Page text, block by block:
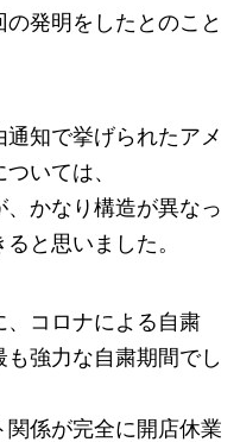
発明をしたとのこと
知で挙げられたアメ
いては、
かなり構造が異なっ
と思いました。
、コロナによる自粛
も強力な自粛期間でし
係が完全に開店休業